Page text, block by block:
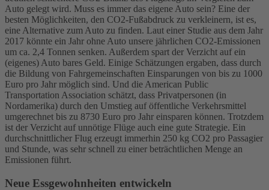
Auto gelegt wird. Muss es immer das eigene Auto sein? Eine der
besten Möglichkeiten, den CO2-Fußabdruck zu verkleinern, ist es,
eine Alternative zum Auto zu finden. Laut einer Studie aus dem Jahr
2017 könnte ein Jahr ohne Auto unsere jährlichen CO2-Emissionen
um ca. 2,4 Tonnen senken. Außerdem spart der Verzicht auf ein
(eigenes) Auto bares Geld. Einige Schätzungen ergaben, dass durch
die Bildung von Fahrgemeinschaften Einsparungen von bis zu 1000
Euro pro Jahr möglich sind. Und die American Public
Transportation Association schätzt, dass Privatpersonen (in
Nordamerika) durch den Umstieg auf öffentliche Verkehrsmittel
umgerechnet bis zu 8730 Euro pro Jahr einsparen können. Trotzdem
ist der Verzicht auf unnötige Flüge auch eine gute Strategie. Ein
durchschnittlicher Flug erzeugt immerhin 250 kg CO2 pro Passagier
und Stunde, was sehr schnell zu einer beträchtlichen Menge an
Emissionen führt.
Neue Essgewohnheiten entwickeln